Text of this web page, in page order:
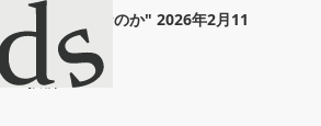
はほんとに敵なのか" 2026年2月11
日
投稿